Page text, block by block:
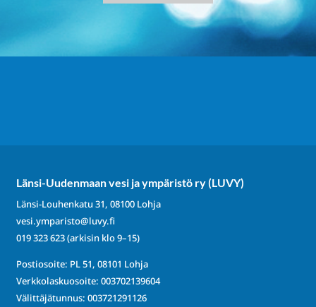
Länsi-Uudenmaan vesi ja ympäristö ry (LUVY)
Länsi-Louhenkatu 31, 08100 Lohja
vesi.ymparisto@luvy.fi
019 323 623(arkisin klo 9–15)
Postiosoite: PL 51, 08101 Lohja
Verkkolaskuosoite: 003702139604
Välittäjätunnus: 003721291126